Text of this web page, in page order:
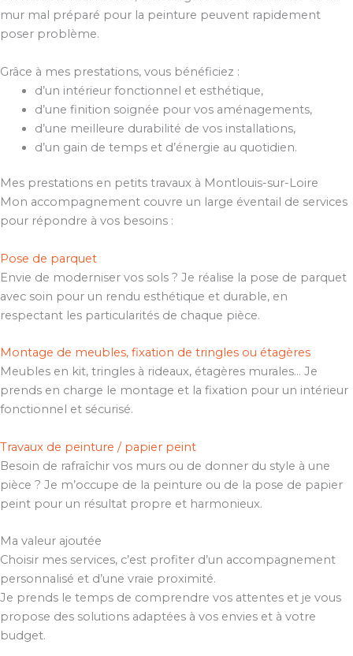
mur mal préparé pour la peinture peuvent rapidement
poser problème.
Grâce à mes prestations, vous bénéficiez :
d’un intérieur fonctionnel et esthétique,
d’une finition soignée pour vos aménagements,
d’une meilleure durabilité de vos installations,
d’un gain de temps et d’énergie au quotidien.
Mes prestations en petits travaux à Montlouis-sur-Loire
Mon accompagnement couvre un large éventail de services
pour répondre à vos besoins :
Pose de parquet
Envie de moderniser vos sols ? Je réalise la pose de parquet
avec soin pour un rendu esthétique et durable, en
respectant les particularités de chaque pièce.
Montage de meubles, fixation de tringles ou étagères
Meubles en kit, tringles à rideaux, étagères murales… Je
prends en charge le montage et la fixation pour un intérieur
fonctionnel et sécurisé.
Travaux de peinture / papier peint
Besoin de rafraîchir vos murs ou de donner du style à une
pièce ? Je m’occupe de la peinture ou de la pose de papier
peint pour un résultat propre et harmonieux.
Ma valeur ajoutée
Choisir mes services, c’est profiter d’un accompagnement
personnalisé et d’une vraie proximité.
Je prends le temps de comprendre vos attentes et je vous
propose des solutions adaptées à vos envies et à votre
budget.